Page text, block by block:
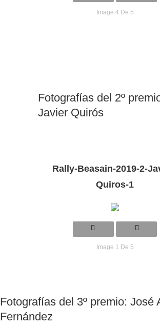
Image 4 De 5
Fotografías del 2º
Javier Quirós
Rally-Beasain-2019-2-
Quiros-1
Image 1 De 5
Fotografías del 3º premio: José
Fernández